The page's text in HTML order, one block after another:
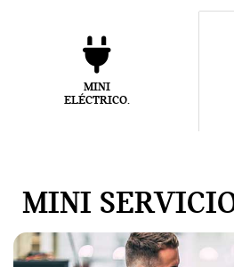
MINI
ELÉCTRICO.
MINI